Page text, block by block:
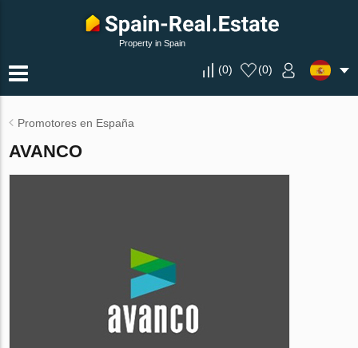
Property in Spain
(0) (0)
Promotores en España
AVANCO